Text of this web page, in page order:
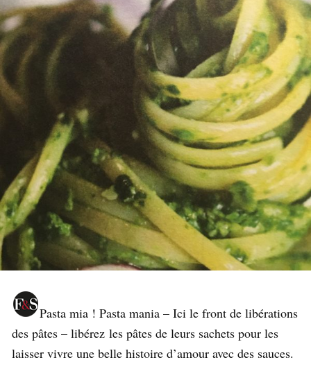
Pasta mia ! Pasta mania – Ici le front de libérations
des pâtes – libérez les pâtes de leurs sachets pour les
laisser vivre une belle histoire d’amour avec des sauces.